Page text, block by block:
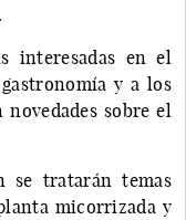
interesadas en el
y a los
sobre el
se tratarán temas
micorrizada y